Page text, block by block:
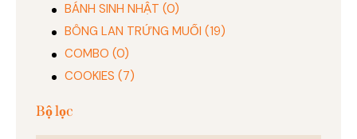
BÁNH SINH NHẬT (0)
BÔNG LAN TRỨNG MUỐI (19)
COMBO (0)
COOKIES (7)
Bộ lọc